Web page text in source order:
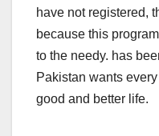
have not registered,
because this
to the needy. has
Pakistan wants
good and better life.